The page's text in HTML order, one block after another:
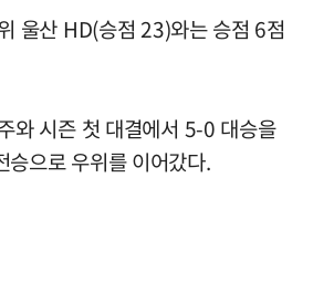
울산 HD(승점 23)와는 승점 6점
와 시즌 첫 대결에서 5-0 대승을
승으로 우위를 이어갔다.